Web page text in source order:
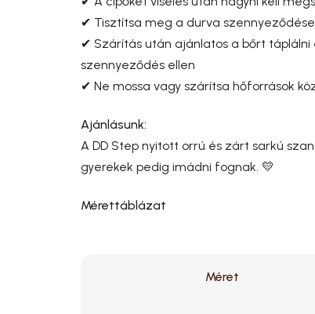
✔ Tisztítsa meg a durva
✔ Szárítás után ajánlatos a bőrt táplálni
szennyeződés ellen
✔ Ne mossa vagy szárítsa hőforrások
Ajánlásunk:
A DD Step nyitott orrú és zárt sarkú
gyerekek pedig imádni fognak. 💛
Mérettáblázat
Méret